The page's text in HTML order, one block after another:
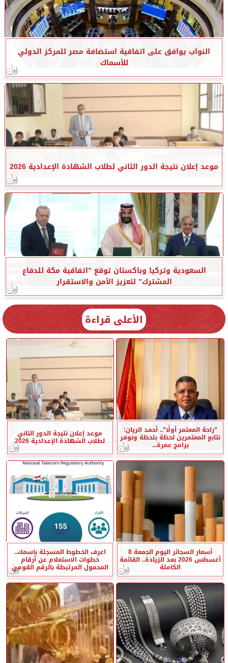
النواب يوافق على اتفاقية استضافة مصر للمركز الدولي
للأسماك
موعد إعلان نتيجة الدور الثاني لطلاب الشهادة الإعدادية 2026
السعودية وتركيا وباكستان توقع ”اتفاقية مكة للدفاع
المشترك” لتعزيز الأمن والاستقرار
الأعلى قراءة
”راحة المعتمر أولًا”.. أحمد الريان:
نتابع المعتمرين لحظة بلحظة ونوفر
برامج عمرة...
موعد إعلان نتيجة الدور الثاني
لطلاب الشهادة الإعدادية 2026
أسعار السجائر اليوم الجمعة 8
أغسطس 2026 بعد الزيادة.. القائمة
الكاملة
اعرف الخطوط المسجلة باسمك..
خطوات الاستعلام عن أرقام
المحمول المرتبطة بالرقم القومي